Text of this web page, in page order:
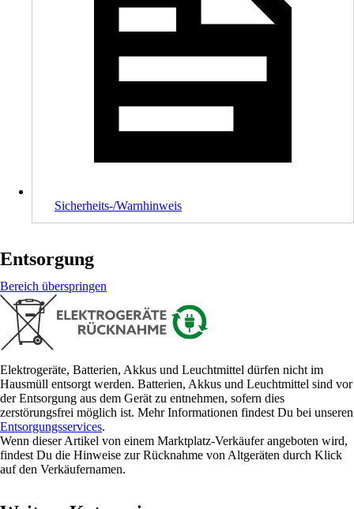
Sicherheits-/Warnhinweis
Entsorgung
Bereich überspringen
Elektrogeräte, Batterien, Akkus und Leuchtmittel dürfen nicht im
Hausmüll entsorgt werden. Batterien, Akkus und Leuchtmittel sind vor
der Entsorgung aus dem Gerät zu entnehmen, sofern dies
zerstörungsfrei möglich ist. Mehr Informationen findest Du bei unseren
Entsorgungsservices.
Wenn dieser Artikel von einem Marktplatz-Verkäufer angeboten wird,
findest Du die Hinweise zur Rücknahme von Altgeräten durch Klick
auf den Verkäufernamen.